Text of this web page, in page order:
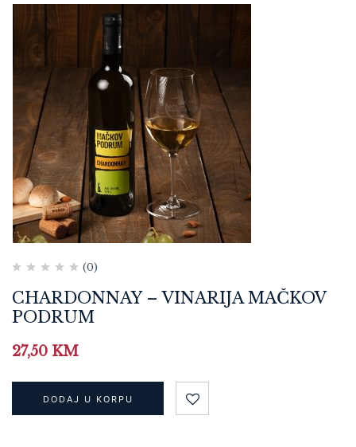
(0)
CHARDONNAY – VINARIJA MAČKOV
PODRUM
27,50 KM
DODAJ U KORPU